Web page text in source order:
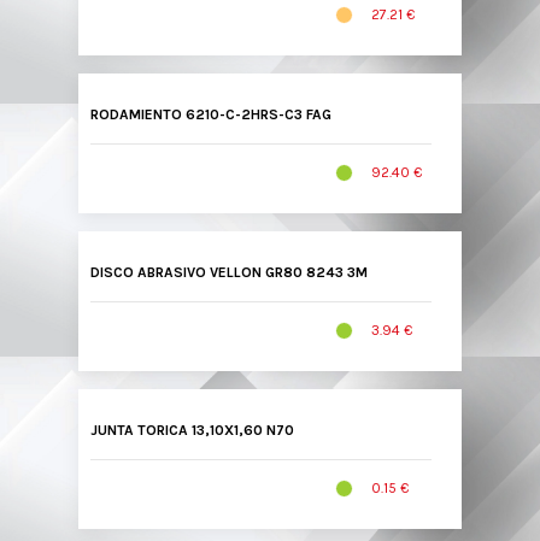
27.21 €
RODAMIENTO 6210-C-2HRS-C3 FAG
92.40 €
DISCO ABRASIVO VELLON GR80 8243 3M
3.94 €
JUNTA TORICA 13,10X1,60 N70
0.15 €